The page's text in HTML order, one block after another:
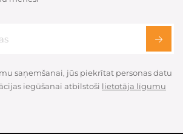
saņemšanai, jūs piekrītat personas datu
iegūšanai atbilstoši lietotāja līgumu